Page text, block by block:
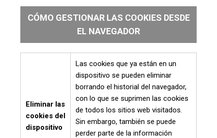
CÓMO GESTIONAR LAS COOKIES DESDE
EL NAVEGADOR
Eliminar las
cookies del
dispositivo
Las cookies que ya están en un
dispositivo se pueden eliminar
borrando el historial del navegador,
con lo que se suprimen las cookies
de todos los sitios web visitados.
Sin embargo, también se puede
perder parte de la información